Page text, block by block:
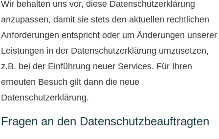
Wir behalten uns vor, diese Datenschutzerklärung
anzupassen, damit sie stets den aktuellen rechtlichen
Anforderungen entspricht oder um Änderungen unserer
Leistungen in der Datenschutzerklärung umzusetzen,
z.B. bei der Einführung neuer Services. Für Ihren
erneuten Besuch gilt dann die neue
Datenschutzerklärung.
Fragen an den Datenschutzbeauftragten